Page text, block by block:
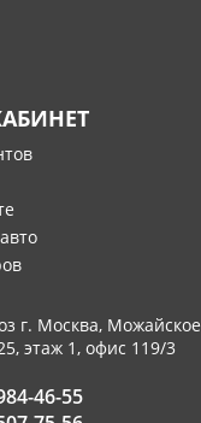
г. Москва, Можайское
этаж 1, офис 119/3
46-55